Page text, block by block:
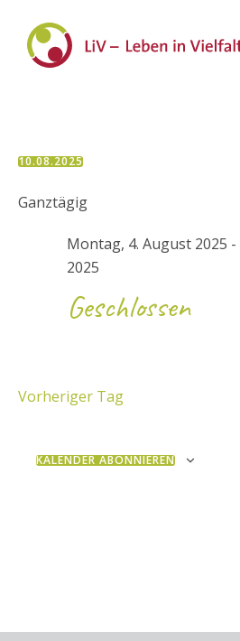
10.08.2025
wählen.
Ganztägig
Montag, 4. August 2025 -
2025
Geschlossen
Vorheriger Tag
KALENDER ABONNIEREN